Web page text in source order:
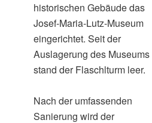
historischen Gebäude das
Josef-Maria-Lutz-Museum
eingerichtet. Seit der
Auslagerung des Museums
stand der Flaschlturm leer.
Nach der umfassenden
Sanierung wird der